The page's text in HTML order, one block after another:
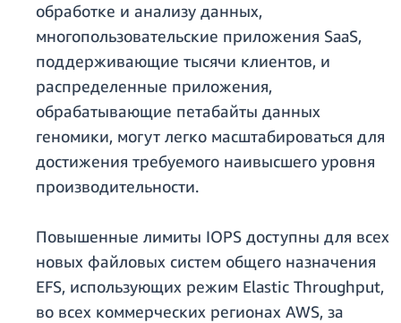
обработке и анализу данных,
многопользовательские приложения SaaS,
поддерживающие тысячи клиентов, и
распределенные приложения,
обрабатывающие петабайты данных
геномики, могут легко масштабироваться для
достижения требуемого наивысшего уровня
производительности.
Повышенные лимиты IOPS доступны для всех
новых файловых систем общего назначения
EFS, использующих режим Elastic Throughput,
во всех коммерческих регионах AWS, за